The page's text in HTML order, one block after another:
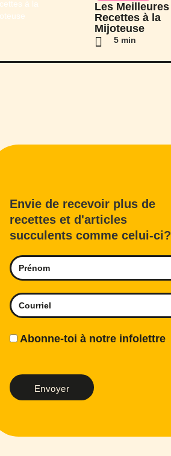
Les Meilleures
Recettes à la
Mijoteuse
5 min
Envie de recevoir plus de
recettes et d'articles
succulents comme celui-ci?
Abonne-toi à notre infolettre